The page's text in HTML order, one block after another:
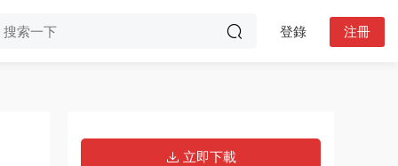
登錄 注冊
立即下載